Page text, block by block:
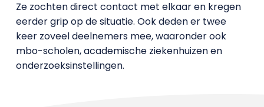
Ze zochten direct contact met elkaar en kregen
eerder grip op de situatie. Ook deden er twee
keer zoveel deelnemers mee, waaronder ook
mbo-scholen, academische ziekenhuizen en
onderzoeksinstellingen.